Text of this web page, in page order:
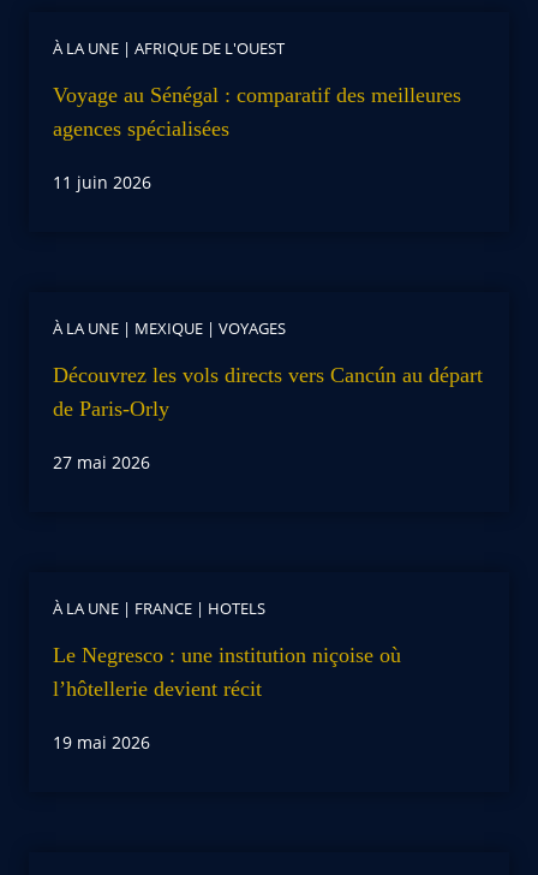
À LA UNE | AFRIQUE DE L'OUEST
Voyage au Sénégal : comparatif des meilleures
agences spécialisées
11 juin 2026
À LA UNE | MEXIQUE | VOYAGES
Découvrez les vols directs vers Cancún au départ
de Paris-Orly
27 mai 2026
À LA UNE | FRANCE | HOTELS
Le Negresco : une institution niçoise où
l’hôtellerie devient récit
19 mai 2026